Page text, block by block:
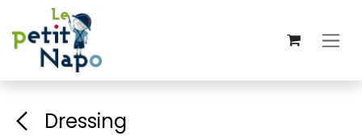
Se rendre au contenu
Dressing